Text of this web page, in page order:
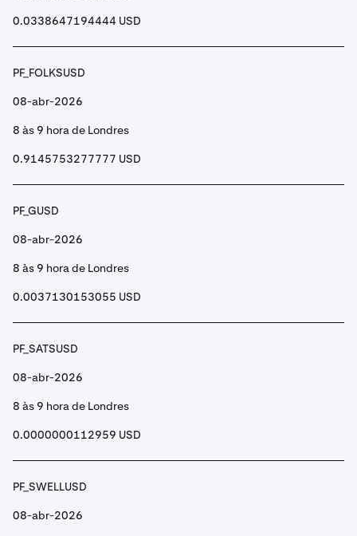
0.0338647194444 USD
PF_FOLKSUSD
08-abr-2026
8 às 9 hora de Londres
0.9145753277777 USD
PF_GUSD
08-abr-2026
8 às 9 hora de Londres
0.0037130153055 USD
PF_SATSUSD
08-abr-2026
8 às 9 hora de Londres
0.0000000112959 USD
PF_SWELLUSD
08-abr-2026